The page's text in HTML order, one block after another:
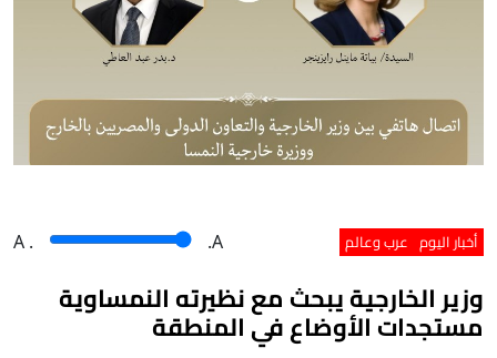
أخبار اليوم عرب وعالم A . .A
وزير الخارجية يبحث مع نظيرته النمساوية
مستجدات الأوضاع في المنطقة